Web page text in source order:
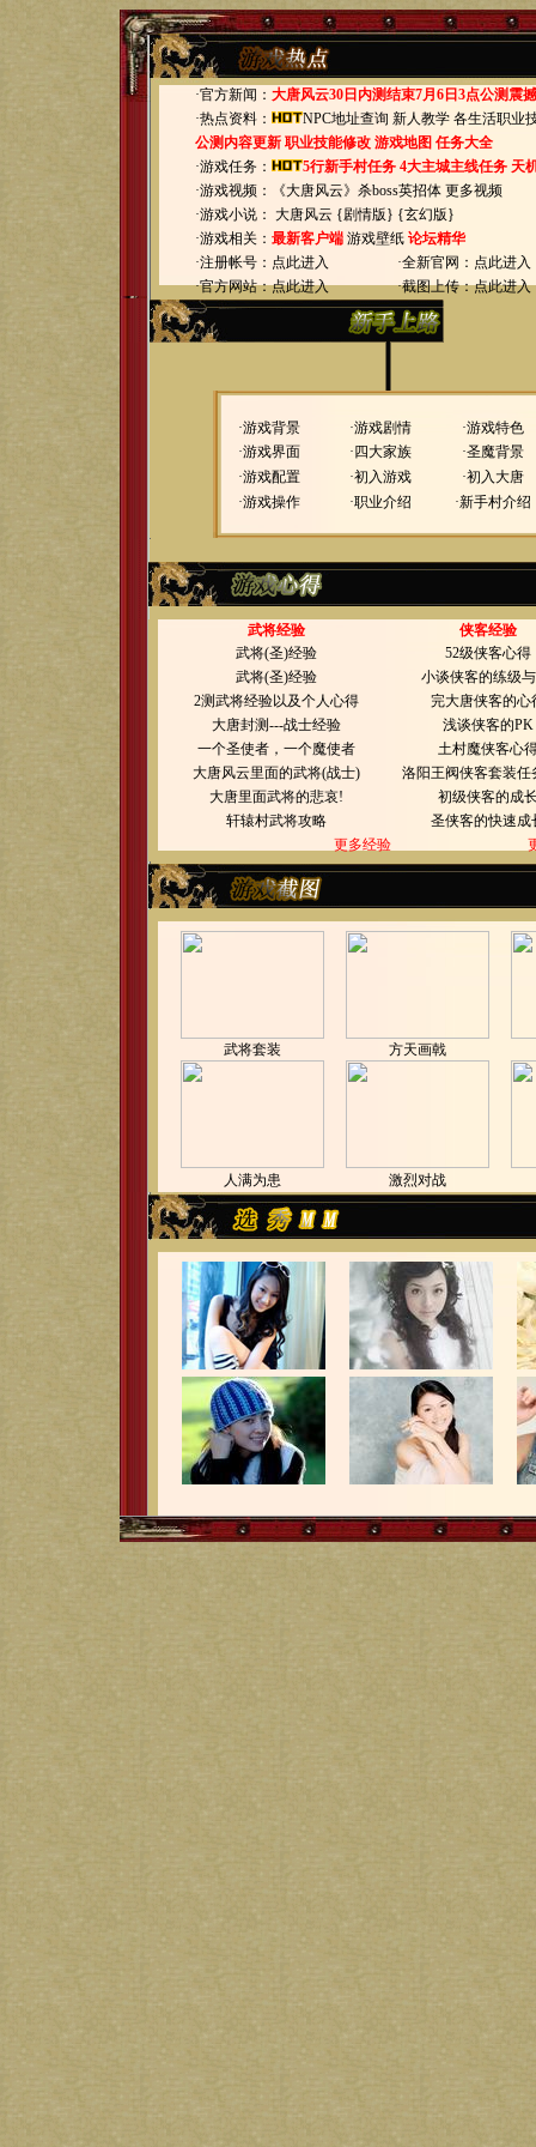
·官方新闻： 大唐风云30日内测结束7月6日3点公测震
·热点资料：
NPC地址查询 新人教学 各生活职业
公测内容更新 职业技能修改 游戏地图 任务大全
·游戏任务：
5行新手村任务 4大主城主线任务 天
·游戏视频：
《大唐风云》杀boss英招体 更多视频
·游戏小说： 大唐风云 {剧情版} {玄幻版}
·游戏相关： 最新客户端 游戏壁纸 论坛精华
·注册帐号： 点此进入
·官方网站：点此进入
·全新官网： 点此进入
·截图上传：点此进入
·游戏背景 ·游戏剧情
·游戏特色
·游戏界面
·四大家族 ·圣魔背景
·游戏配置
·初入游戏
·初入大唐
·游戏操作
·职业介绍 ·新手村介绍
武将经验
侠客经验
武将(圣)经验
52级侠客心得
武将(圣)经验
小谈侠客的练级
2测武将经验以及个人心得
完大唐侠客的心
大唐封测---战士经验
浅谈侠客的PK
一个圣使者，一个魔使者
土村魔侠客心
大唐风云里面的武将(战士)
洛阳王阀侠客套装任
大唐里面武将的悲哀!
初级侠客的成
轩辕村武将攻略
圣侠客的快速成
更多经验
武将套装 方天画戟
人满为患 激烈对战